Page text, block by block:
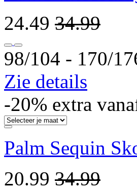
24.49 34.99
98/104 ‐ 170/
Zie details
-20% extra
Palm Sequin
20.99 34.99